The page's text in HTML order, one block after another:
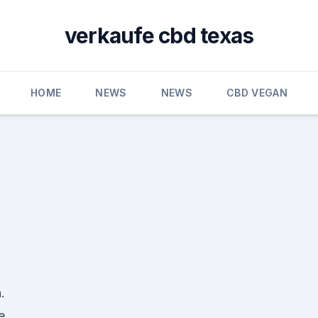
verkaufe cbd texas
HOME NEWS NEWS CBD VEGAN